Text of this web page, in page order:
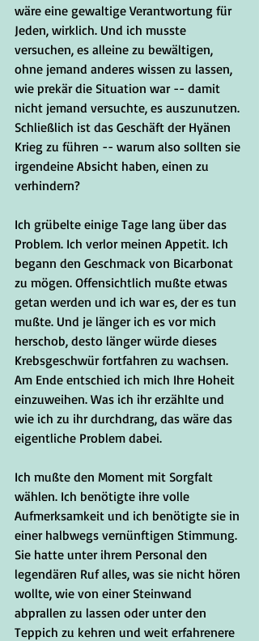
wäre eine gewaltige Verantwortung für
Jeden, wirklich. Und ich musste
versuchen, es alleine zu bewältigen,
ohne jemand anderes wissen zu lassen,
wie prekär die Situation war -- damit
nicht jemand versuchte, es auszunutzen.
Schließlich ist das Geschäft der Hyänen
Krieg zu führen -- warum also sollten sie
irgendeine Absicht haben, einen zu
verhindern?
Ich grübelte einige Tage lang über das
Problem. Ich verlor meinen Appetit. Ich
begann den Geschmack von Bicarbonat
zu mögen. Offensichtlich mußte etwas
getan werden und ich war es, der es tun
mußte. Und je länger ich es vor mich
herschob, desto länger würde dieses
Krebsgeschwür fortfahren zu wachsen.
Am Ende entschied ich mich Ihre Hoheit
einzuweihen. Was ich ihr erzählte und
wie ich zu ihr durchdrang, das wäre das
eigentliche Problem dabei.
Ich mußte den Moment mit Sorgfalt
wählen. Ich benötigte ihre volle
Aufmerksamkeit und ich benötigte sie in
einer halbwegs vernünftigen Stimmung.
Sie hatte unter ihrem Personal den
legendären Ruf alles, was sie nicht hören
wollte, wie von einer Steinwand
abprallen zu lassen oder unter den
Teppich zu kehren und weit erfahrenere